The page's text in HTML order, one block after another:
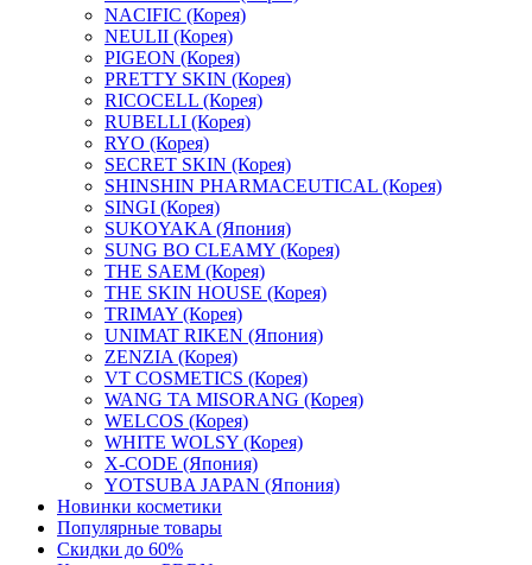
NACIFIC (Корея)
NEULII (Корея)
PIGEON (Корея)
PRETTY SKIN (Корея)
RICOCELL (Корея)
RUBELLI (Корея)
RYO (Корея)
SECRET SKIN (Корея)
SHINSHIN PHARMACEUTICAL (Корея)
SINGI (Корея)
SUKOYAKA (Япония)
SUNG BO CLEAMY (Корея)
THE SAEM (Корея)
THE SKIN HOUSE (Корея)
TRIMAY (Корея)
UNIMAT RIKEN (Япония)
ZENZIA (Корея)
VT COSMETICS (Корея)
WANG TA MISORANG (Корея)
WELCOS (Корея)
WHITE WOLSY (Корея)
X-CODE (Япония)
YOTSUBA JAPAN (Япония)
Новинки косметики
Популярные товары
Скидки до 60%